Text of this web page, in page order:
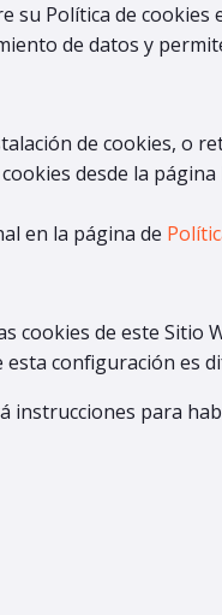
Política de cookies
de datos y
de cookies,
desde la
en la página de
cookies de este Sitio
configuración es
instrucciones para